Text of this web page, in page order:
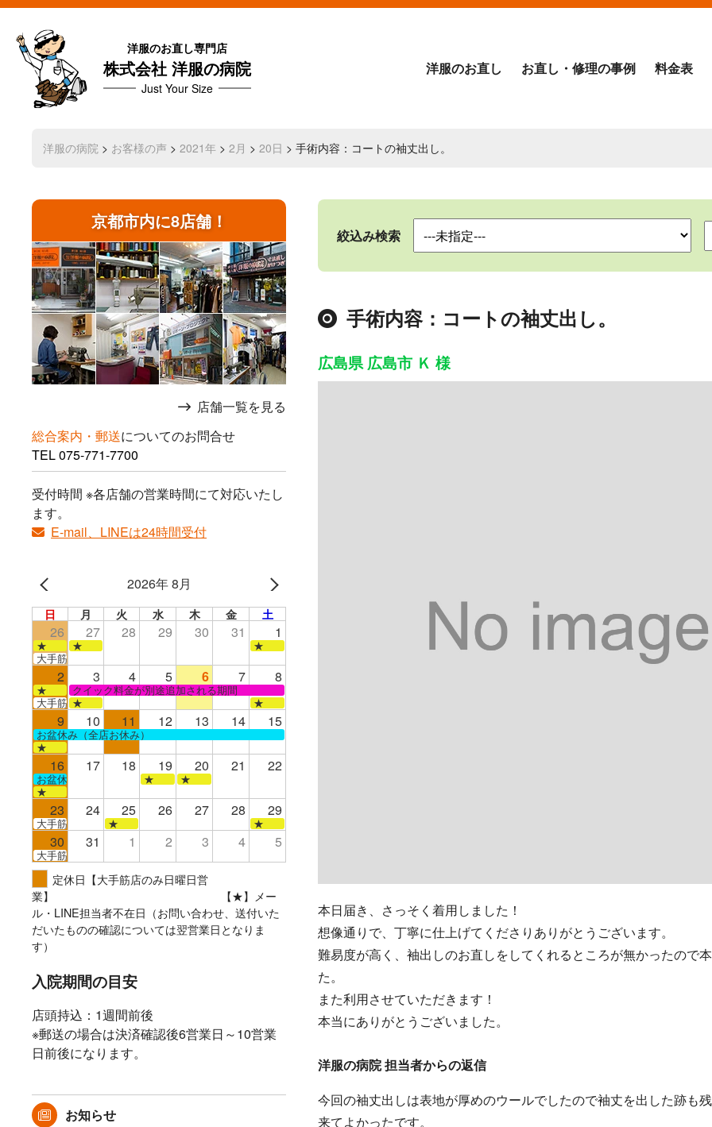
洋服のお直し専門店
株式会社 洋服の病院
Just Your Size
洋服のお直し お直し・修理の事例 料金表
洋服の病院 > お客様の声 > 2021年 > 2月 > 20日 > 手術内容：コートの袖丈出し。
京都市内に8店舗！
店舗一覧を見る
総合案内・郵送についてのお問合せ
TEL075-771-7700
受付時間 ※各店舗の営業時間にて対応いたし
ます。
E-mail、LINEは24時間受付
2026年 8月
日 月 火 水 木 金 土
26 27 28 29 30 31 1
★ ★
★
大手筋店のみ営業
2 3 4 5 6 7 8
★
クイック料金が別途追加される期間
大手筋 ★ ★
9 10 11 12 13 14 15
お盆休み（全店お休み）
★
16 17 18 19 20 21 22
お盆休み（全店お休み）★
★
★
23 24 25 26 27 28 29
大手筋 ★ ★
30 31 1 2 3 4 5
大手筋
定休日【大手筋店のみ日曜日営
業】 【★】メー
ル・LINE担当者不在日（お問い合わせ、送付いた
だいたものの確認については翌営業日となりま
す）
入院期間の目安
店頭持込：1週間前後
※郵送の場合は決済確認後6営業日～10営業
日前後になります。
お知らせ
絞込み検索
手術内容：コートの袖丈出し。
広島県 広島市 Ｋ 様
本日届き、さっそく着用しました！
想像通りで、丁寧に仕上げてくださりありがとうございます。
難易度が高く、袖出しのお直しをしてくれるところが無かったので
た。
また利用させていただきます！
本当にありがとうございました。
洋服の病院 担当者からの返信
今回の袖丈出しは表地が厚めのウールでしたので袖丈を出した跡も
来てよかったです。